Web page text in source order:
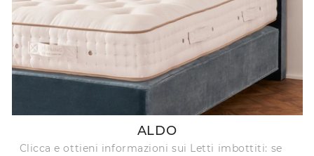
ALDO
Clicca e ottieni informazioni sui Letti imbottiti: se